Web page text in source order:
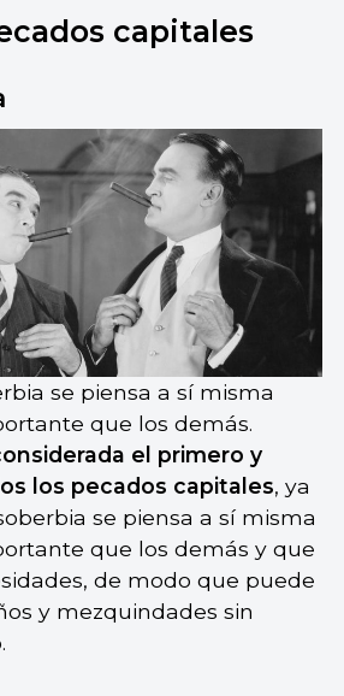
capitales
se piensa a sí misma
que los demás.
el primero y
los pecados capitales, ya
se piensa a sí misma
que los demás y que
de modo que puede
y mezquindades sin